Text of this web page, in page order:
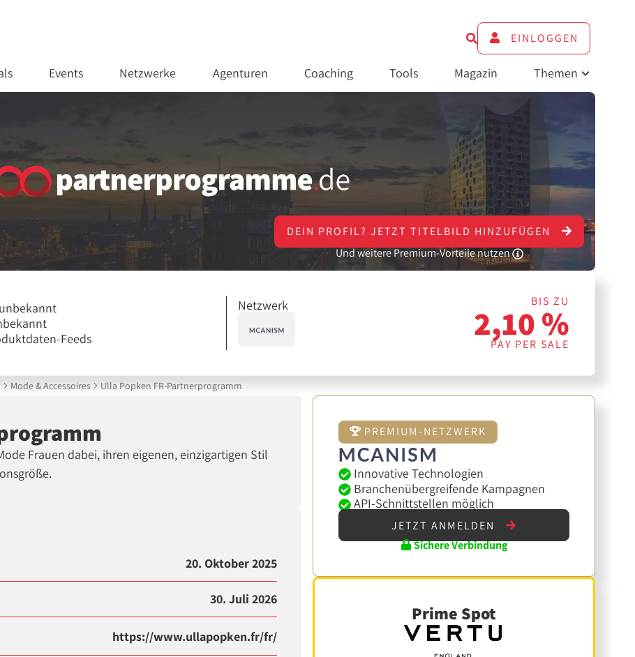
EINLOGGEN
Events Netzwerke Agenturen Coaching Tools Magazin Themen
DEIN PROFIL? JETZT TITELBILD HINZUFÜGEN
Und weitere Premium-Vorteile nutzen
Feeds
Netzwerk BIS ZU
2,10 %
PAY PER SALE
Mode & Accessoires Ulla Popken FR-Partnerprogramm
Frauen dabei, ihren eigenen, einzigartigen Stil
20. Oktober 2025
30. Juli 2026
https://www.ullapopken.fr/fr/
PREMIUM-NETZWERK
Innovative Technologien
Branchenübergreifende Kampagnen
API-Schnittstellen möglich
JETZT ANMELDEN
Sichere Verbindung
Prime Spot